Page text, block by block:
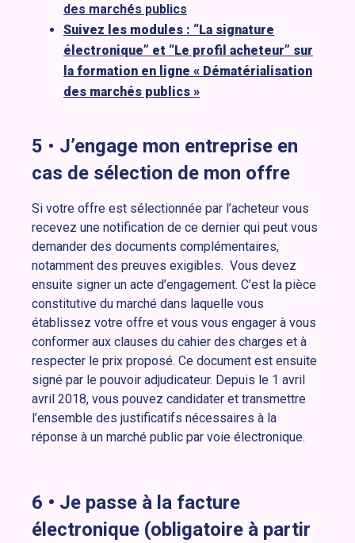
des marchés publics
Suivez les modules : “La signature
électronique” et “Le profil acheteur” sur
la formation en ligne « Dématérialisation
des marchés publics »
5 • J’engage mon entreprise en
cas de sélection de mon offre
Si votre offre est sélectionnée par l’acheteur vous
recevez une notification de ce dernier qui peut vous
demander des documents complémentaires,
notamment des preuves exigibles. Vous devez
ensuite signer un acte d’engagement. C’est la pièce
constitutive du marché dans laquelle vous
établissez votre offre et vous vous engager à vous
conformer aux clauses du cahier des charges et à
respecter le prix proposé. Ce document est ensuite
signé par le pouvoir adjudicateur. Depuis le 1 avril
avril 2018, vous pouvez candidater et transmettre
l’ensemble des justificatifs nécessaires à la
réponse à un marché public par voie électronique.
6 • Je passe à la facture
électronique (obligatoire à partir